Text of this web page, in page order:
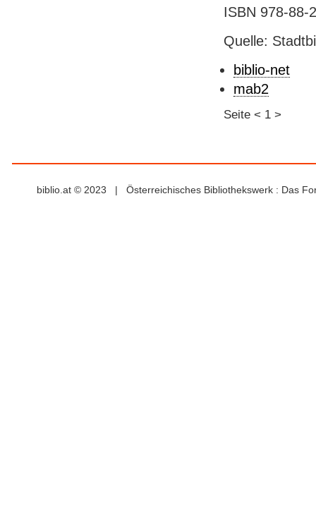
ISBN 978-88-
Quelle:
biblio-net
mab2
Seite < 1 >
biblio.at © 2023 | Österreichisches Bibliothekswerk : Das